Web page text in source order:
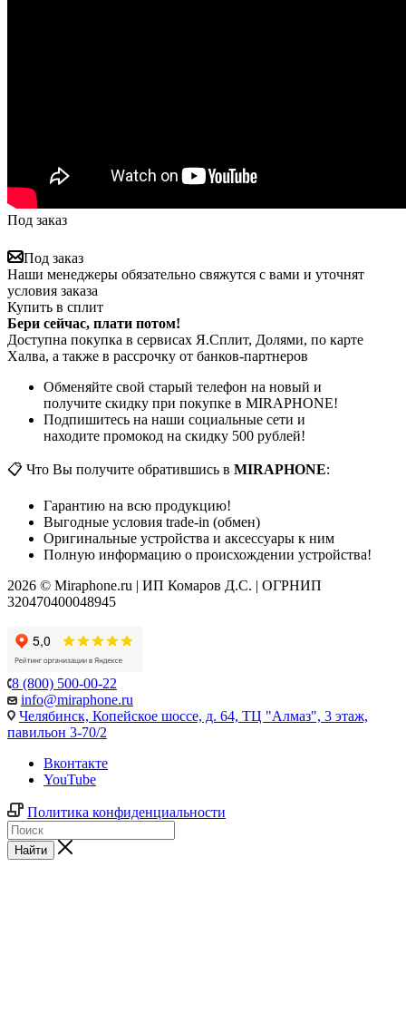
Под заказ
Под заказ
Наши менеджеры обязательно свяжутся с вами и уточнят
условия заказа
Купить в сплит
Бери сейчас, плати потом!
Доступна покупка в сервисах Я.Сплит, Долями, по карте
Халва, а также в рассрочку от банков-партнеров
Обменяйте свой старый телефон на новый и
получите скидку при покупке в MIRAPHONE!
Подпишитесь на наши социальные сети и
находите промокод на скидку 500 рублей!
📋 Что Вы получите обратившись в MIRAPHONE:
Гарантию на всю продукцию!
Выгодные условия trade-in (обмен)
Оригинальные устройства и аксессуары к ним
Полную информацию о происхождении устройства!
2026 © Miraphone.ru | ИП Комаров Д.С. | ОГРНИП
320470400048945
8 (800) 500-00-22
info@miraphone.ru
Челябинск, Копейское шоссе, д. 64, ТЦ "Алмаз", 3 этаж,
павильон 3-70/2
Вконтакте
YouTube
Политика конфиденциальности
Найти